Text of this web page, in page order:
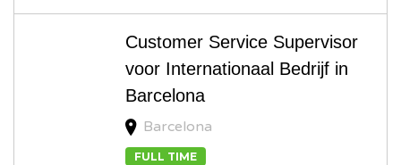
Customer Service Supervisor
voor Internationaal Bedrijf in
Barcelona
Barcelona
FULL TIME